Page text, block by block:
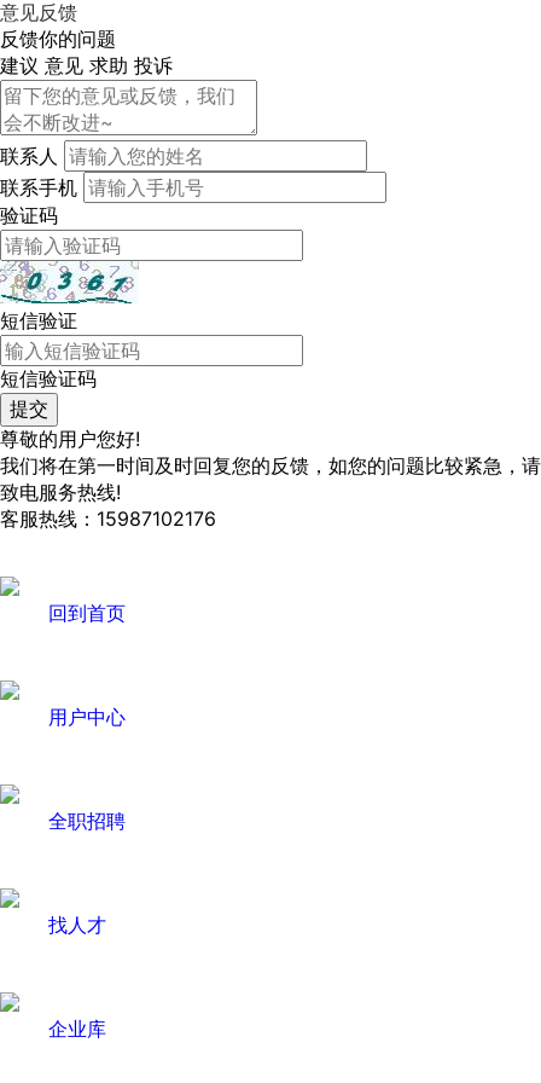
意见反馈
反馈你的问题
建议 意见 求助 投诉
联系人
联系手机
验证码
短信验证
短信验证码
尊敬的用户您好!
我们将在第一时间及时回复您的反馈，如您的问题比较紧急，请
致电服务热线!
客服热线：15987102176
回到首页
用户中心
全职招聘
找人才
企业库